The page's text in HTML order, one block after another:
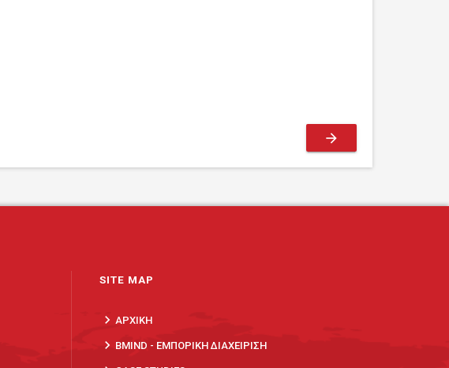
arrow_forward
SITE MAP
keyboard_arrow_right ΑΡΧΙΚΗ
keyboard_arrow_right BMIND - ΕΜΠΟΡΙΚΗ ΔΙΑΧΕΙΡΙΣΗ